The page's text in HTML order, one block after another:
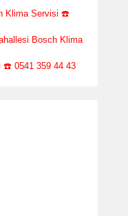
Klima Servisi ☎️
Bosch Klima
☎️ 0541 359 44 43